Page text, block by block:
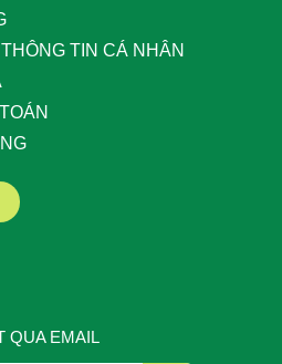
TIN CÁ NHÂN
QUA EMAIL